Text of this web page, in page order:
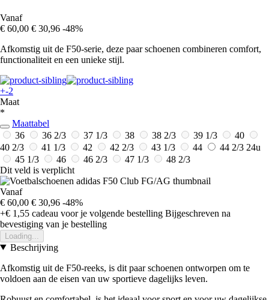
Vanaf
€ 60,00 € 30,96 -48%
Afkomstig uit de F50-serie, deze paar schoenen combineren comfort,
functionaliteit en een unieke stijl.
+-2
Maat
*
Maattabel
36
36 2/3 37 1/3 38 38 2/3 39 1/3
40
40 2/3
41 1/3 42 42 2/3 43 1/3 44 44 2/3 24u
45 1/3
46 46 2/3 47 1/3
48 2/3
Dit veld is verplicht
Vanaf
€ 60,00 € 30,96 -48%
+€ 1,55 cadeau voor je volgende bestelling Bijgeschreven na
bevestiging van je bestelling
Loading...
Beschrijving
Afkomstig uit de F50-reeks, is dit paar schoenen ontworpen om te
voldoen aan de eisen van uw sportieve dagelijks leven.